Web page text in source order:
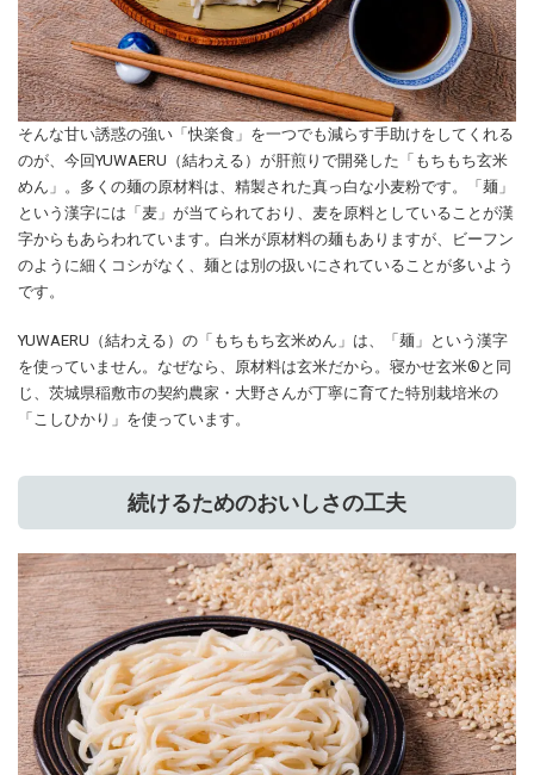
そんな甘い誘惑の強い「快楽食」を一つでも減らす手助けをしてくれる
のが、今回YUWAERU（結わえる）が肝煎りで開発した「もちもち玄米
めん」。多くの麺の原材料は、精製された真っ白な小麦粉です。「麺」
という漢字には「麦」が当てられており、麦を原料としていることが漢
字からもあらわれています。白米が原材料の麺もありますが、ビーフン
のように細くコシがなく、麺とは別の扱いにされていることが多いよう
です。
YUWAERU（結わえる）の「もちもち玄米めん」は、「麺」という漢字
を使っていません。なぜなら、原材料は玄米だから。寝かせ玄米®️と同
じ、茨城県稲敷市の契約農家・大野さんが丁寧に育てた特別栽培米の
「こしひかり」を使っています。
続けるためのおいしさの工夫